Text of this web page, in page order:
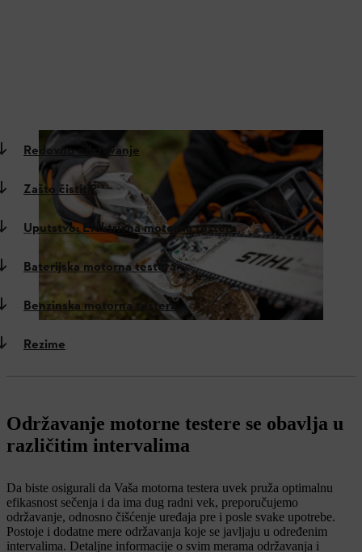
Redovno održavanje
Zašto čistiti?
Uputstvo: Električna motorna testera
Baterijska motorna testera
Benzinska motorna testera
Rezime
Održavanje motorne testere se obavlja u
različitim intervalima
Da biste osigurali da Vaša motorna testera uvek pruža optimalnu
efikasnost sečenja i da ima dug radni vek, preporučujemo
održavanje, odnosno čišćenje uređaja pre i posle svake upotrebe.
Postoje i dodatne mere održavanja koje se javljaju u određenim
intervalima. Detaljne informacije o svim merama održavanja i